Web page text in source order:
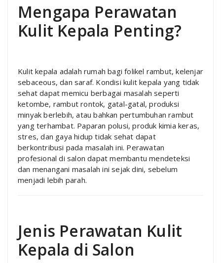
Mengapa Perawatan
Kulit Kepala Penting?
Kulit kepala adalah rumah bagi folikel rambut, kelenjar
sebaceous, dan saraf. Kondisi kulit kepala yang tidak
sehat dapat memicu berbagai masalah seperti
ketombe, rambut rontok, gatal-gatal, produksi
minyak berlebih, atau bahkan pertumbuhan rambut
yang terhambat. Paparan polusi, produk kimia keras,
stres, dan gaya hidup tidak sehat dapat
berkontribusi pada masalah ini. Perawatan
profesional di salon dapat membantu mendeteksi
dan menangani masalah ini sejak dini, sebelum
menjadi lebih parah.
Jenis Perawatan Kulit
Kepala di Salon